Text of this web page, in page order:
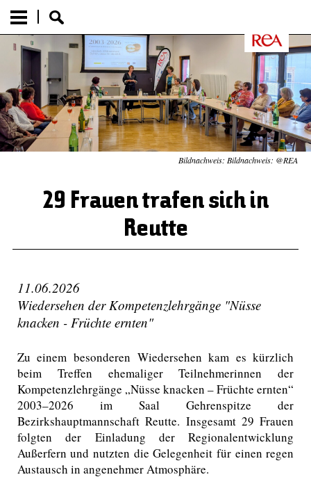
Bildnachweis: Bildnachweis: @REA
29 Frauen trafen sich in
Reutte
11.06.2026
Wiedersehen der Kompetenzlehrgänge "Nüsse
knacken - Früchte ernten"
Zu einem besonderen Wiedersehen kam es kürzlich
beim Treffen ehemaliger Teilnehmerinnen der
Kompetenzlehrgänge „Nüsse knacken – Früchte ernten“
2003–2026 im Saal Gehrenspitze der
Bezirkshauptmannschaft Reutte. Insgesamt 29 Frauen
folgten der Einladung der Regionalentwicklung
Außerfern und nutzten die Gelegenheit für einen regen
Austausch in angenehmer Atmosphäre.